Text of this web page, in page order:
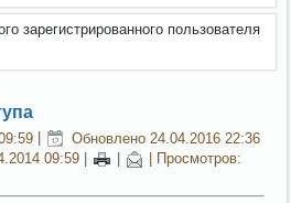
зарегистрированного пользователя
Обновлено 24.04.2016 22:36
09:59
| Просмотров: